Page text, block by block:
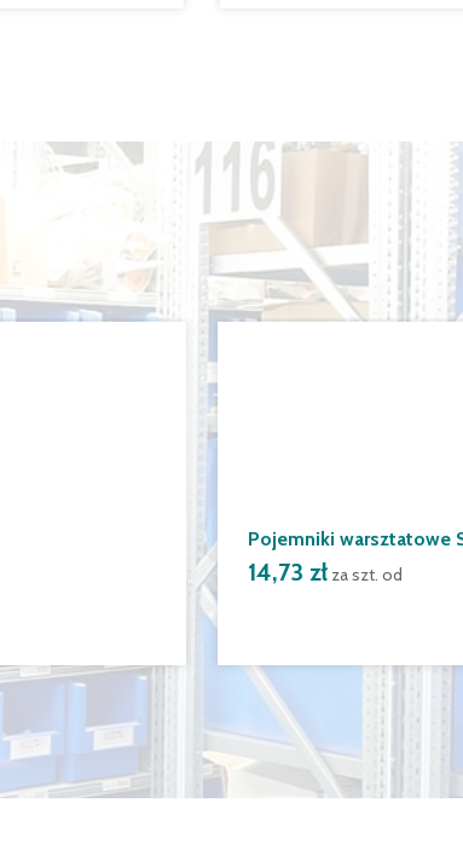
Pojemniki warsztatowe
14,73 złza szt. od